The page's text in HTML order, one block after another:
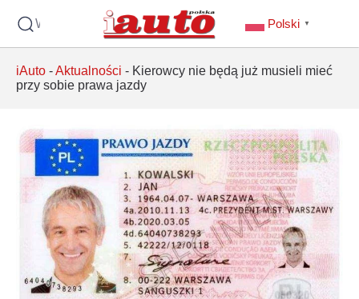
Wyszukaj Polski ▼
iAuto -Aktualności - Kierowcy nie będą już musieli mieć
przy sobie prawa jazdy